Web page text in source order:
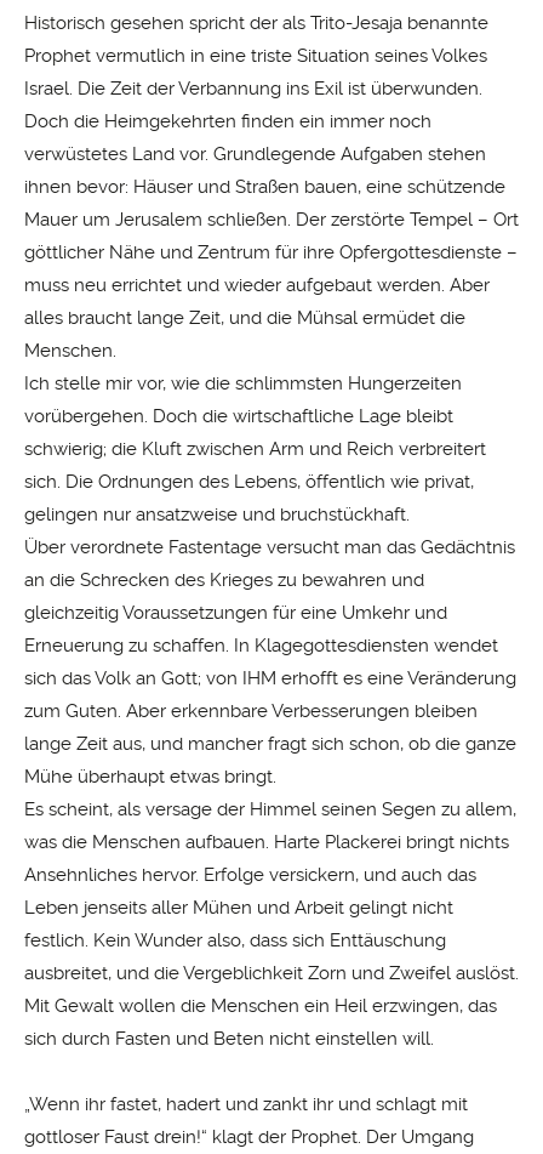
Historisch gesehen spricht der als Trito-Jesaja benannte
Prophet vermutlich in eine triste Situation seines Volkes
Israel. Die Zeit der Verbannung ins Exil ist überwunden.
Doch die Heimgekehrten finden ein immer noch
verwüstetes Land vor. Grundlegende Aufgaben stehen
ihnen bevor: Häuser und Straßen bauen, eine schützende
Mauer um Jerusalem schließen. Der zerstörte Tempel – Ort
göttlicher Nähe und Zentrum für ihre Opfergottesdienste –
muss neu errichtet und wieder aufgebaut werden. Aber
alles braucht lange Zeit, und die Mühsal ermüdet die
Menschen.
Ich stelle mir vor, wie die schlimmsten Hungerzeiten
vorübergehen. Doch die wirtschaftliche Lage bleibt
schwierig; die Kluft zwischen Arm und Reich verbreitert
sich. Die Ordnungen des Lebens, öffentlich wie privat,
gelingen nur ansatzweise und bruchstückhaft.
Über verordnete Fastentage versucht man das Gedächtnis
an die Schrecken des Krieges zu bewahren und
gleichzeitig Voraussetzungen für eine Umkehr und
Erneuerung zu schaffen. In Klagegottesdiensten wendet
sich das Volk an Gott; von IHM erhofft es eine Veränderung
zum Guten. Aber erkennbare Verbesserungen bleiben
lange Zeit aus, und mancher fragt sich schon, ob die ganze
Mühe überhaupt etwas bringt.
Es scheint, als versage der Himmel seinen Segen zu allem,
was die Menschen aufbauen. Harte Plackerei bringt nichts
Ansehnliches hervor. Erfolge versickern, und auch das
Leben jenseits aller Mühen und Arbeit gelingt nicht
festlich. Kein Wunder also, dass sich Enttäuschung
ausbreitet, und die Vergeblichkeit Zorn und Zweifel auslöst.
Mit Gewalt wollen die Menschen ein Heil erzwingen, das
sich durch Fasten und Beten nicht einstellen will.
„Wenn ihr fastet, hadert und zankt ihr und schlagt mit
gottloser Faust drein!“ klagt der Prophet. Der Umgang